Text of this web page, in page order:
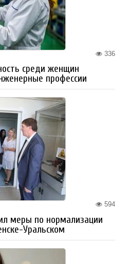
336
среди женщин
профессии
594
меры по нормализации
Уральском